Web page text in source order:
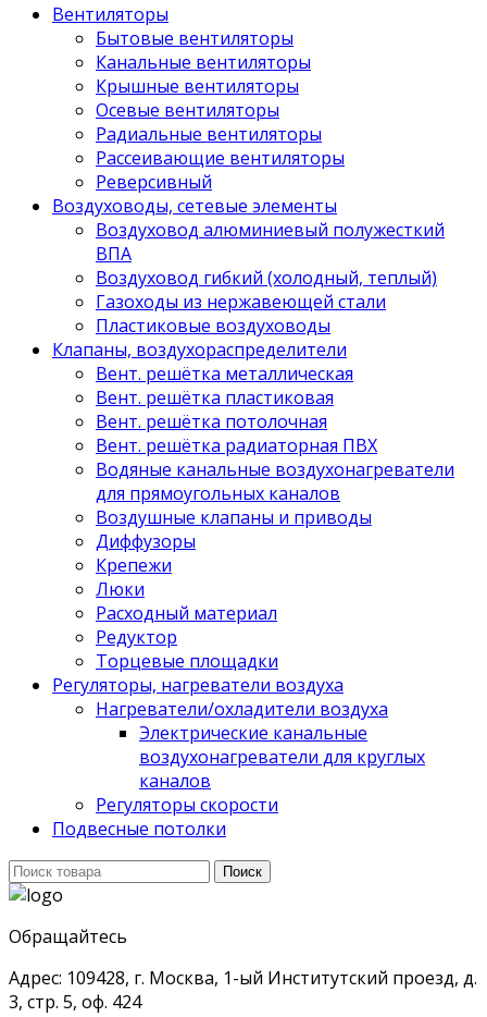
Вентиляторы
Бытовые вентиляторы
Канальные вентиляторы
Крышные вентиляторы
Осевые вентиляторы
Радиальные вентиляторы
Рассеивающие вентиляторы
Реверсивный
Воздуховоды, сетевые элементы
Воздуховод алюминиевый полужесткий
ВПА
Воздуховод гибкий (холодный, теплый)
Газоходы из нержавеющей стали
Пластиковые воздуховоды
Клапаны, воздухораспределители
Вент. решётка металлическая
Вент. решётка пластиковая
Вент. решётка потолочная
Вент. решётка радиаторная ПВХ
Водяные канальные воздухонагреватели
для прямоугольных каналов
Воздушные клапаны и приводы
Диффузоры
Крепежи
Люки
Расходный материал
Редуктор
Торцевые площадки
Регуляторы, нагреватели воздуха
Нагреватели/охладители воздуха
Электрические канальные
воздухонагреватели для круглых
каналов
Регуляторы скорости
Подвесные потолки
Поиск
для:
Поиск
Обращайтесь
Адрес: 109428, г. Москва, 1-ый Институтский проезд, д.
3, стр. 5, оф. 424